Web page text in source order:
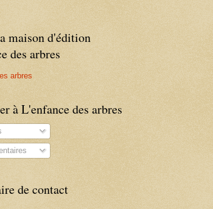
maison d'édition
des arbres
arbres
à L'enfance des arbres
de contact